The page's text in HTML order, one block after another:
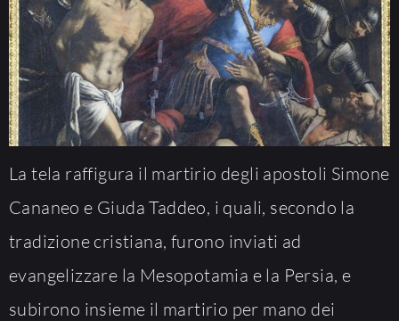
La tela raffigura il martirio degli apostoli Simone
Cananeo e Giuda Taddeo, i quali, secondo la
tradizione cristiana, furono inviati ad
evangelizzare la Mesopotamia e la Persia, e
subirono insieme il martirio per mano dei